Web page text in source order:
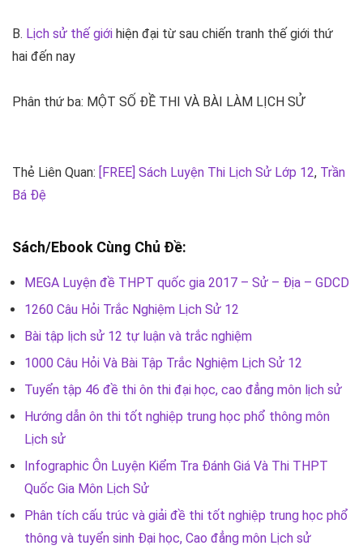
B. Lịch sử thế giới hiện đại từ sau chiến tranh thế giới thứ
hai đến nay
Phân thứ ba: MỘT SỐ ĐỀ THI VÀ BÀI LÀM LỊCH SỬ
Thẻ Liên Quan: [FREE] Sách Luyện Thi Lịch Sử Lớp 12, Trần
Bá Đệ
Sách/Ebook Cùng Chủ Đề:
MEGA Luyện đề THPT quốc gia 2017 – Sử – Địa – GDCD
1260 Câu Hỏi Trắc Nghiệm Lịch Sử 12
Bài tập lịch sử 12 tự luận và trắc nghiệm
1000 Câu Hỏi Và Bài Tập Trắc Nghiệm Lịch Sử 12
Tuyển tập 46 đề thi ôn thi đại học, cao đẳng môn lịch sử
Hướng dẫn ôn thi tốt nghiệp trung học phổ thông môn
Lịch sử
Infographic Ôn Luyện Kiểm Tra Đánh Giá Và Thi THPT
Quốc Gia Môn Lịch Sử
Phân tích cấu trúc và giải đề thi tốt nghiệp trung học phổ
thông và tuyển sinh Đại học, Cao đẳng môn Lịch sử